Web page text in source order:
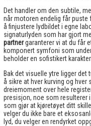
Det handler om den subtile,
når motoren endelig får puste
å finjustere lydbildet i egne
signaturlyden som har gjort
partnergaranterer vi at du får
komponert symfoni som
beholder en sofistikert
Bak det visuelle ytre ligger
å sikre at hver kurving og
dreiemoment over hele
presisjon, noe som resulterer
som gjør at kjøretøyet ditt
velger du ikke bare et
lyd, du velger en rendyrket